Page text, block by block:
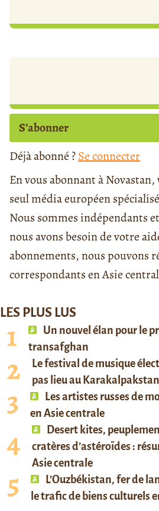
S’abonner
Déjà abonné ?Se connecter
En vous abonnant à Novastan,
seul média européen
Nous sommes indépendants
nous avons besoin de votre
abonnements, nous pouvons
correspondants en Asie
LES PLUS LUS
Un nouvel élan pour le
transafghan
Le festival de musique
pas lieu au Karakalpakstan
Les artistes russes de
en Asie centrale
Desert kites,
cratères d’astéroïdes :
Asie centrale
L’Ouzbékistan, fer de
le trafic de biens culturels